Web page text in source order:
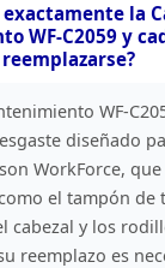
la
WF-C2059 y
reemplazarse?
WF-
diseñado
WorkForce,
el tampón de
cabezal y los
reemplazo es